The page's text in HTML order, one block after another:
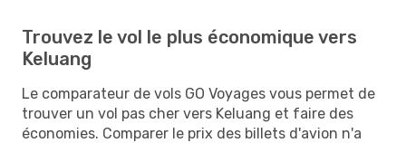
Trouvez le vol le plus économique vers
Keluang
Le comparateur de vols GO Voyages vous permet de
trouver un vol pas cher vers Keluang et faire des
économies. Comparer le prix des billets d'avion n'a